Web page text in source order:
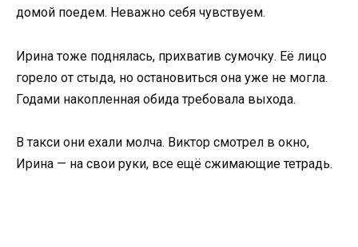
домой поедем. Неважно себя чувствуем.
Ирина тоже поднялась, прихватив сумочку. Её лицо
горело от стыда, но остановиться она уже не могла.
Годами накопленная обида требовала выхода.
В такси они ехали молча. Виктор смотрел в окно,
Ирина — на свои руки, все ещё сжимающие тетрадь.